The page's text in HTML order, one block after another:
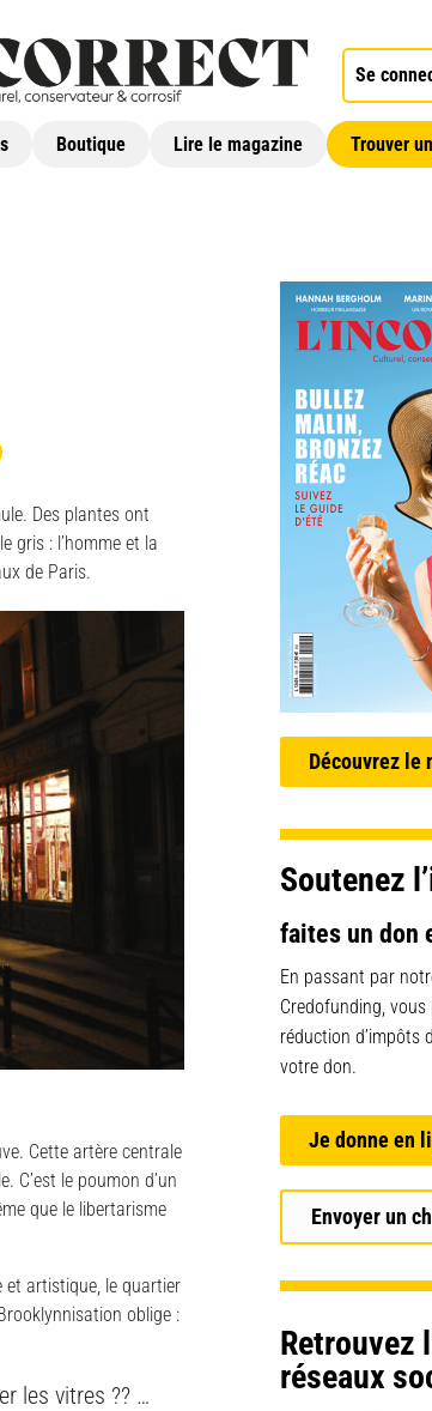
Se
Boutique Lire le magazine Trouver
Des plantes ont
gris : l’homme et la
de Paris.
Cette artère centrale
C’est le poumon d’un
que le libertarisme
et artistique, le quartier
oblige :
les vitres ?? …
Découvrez le
Soutenez
faites un don
En passant par
Credofunding,
réduction d’impôts
votre don.
Je donne en
Envoyer un
Retrouvez
réseaux